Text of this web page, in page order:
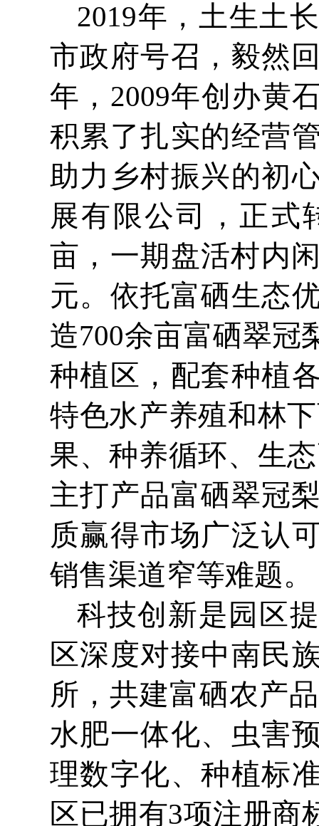
2019年，土生土
市政府号召，毅然
年，2009年创办黄
积累了扎实的经营
助力乡村振兴的初
展有限公司，正式
亩，一期盘活村内
元。依托富硒生态
造700余亩富硒翠冠
种植区，配套种植
特色水产养殖和林
果、种养循环、生
主打产品富硒翠冠
质赢得市场广泛认
销售渠道窄等难题。
科技创新是园区
区深度对接中南民
所，共建富硒农产
水肥一体化、虫害
理数字化、种植标
区已拥有3项注册商